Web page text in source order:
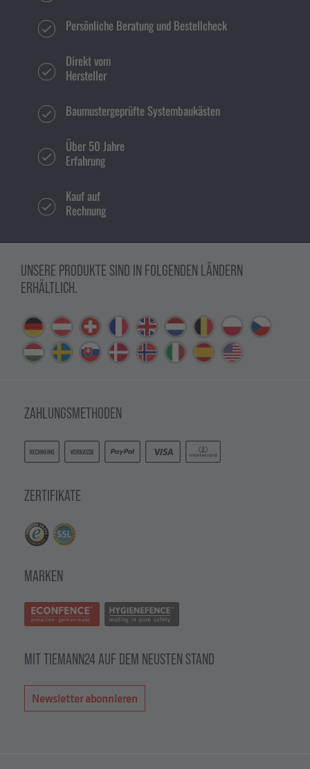
Persönliche Beratung und Bestellcheck
Direkt vom
Hersteller
Baumustergeprüfte Systembaukästen
Über 50 Jahre
Erfahrung
Kauf auf
Rechnung
UNSERE PRODUKTE SIND IN FOLGENDEN LÄNDERN
ERHÄLTLICH.
ZAHLUNGSMETHODEN
ZERTIFIKATE
MARKEN
MIT TIEMANN24 AUF DEM NEUSTEN STAND
Newsletter abonnieren